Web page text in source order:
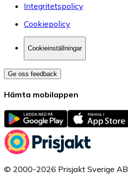
Integritetspolicy
Cookiepolicy
Cookieinställningar
Ge oss feedback
Hämta mobilappen
© 2000-2026 Prisjakt Sverige AB